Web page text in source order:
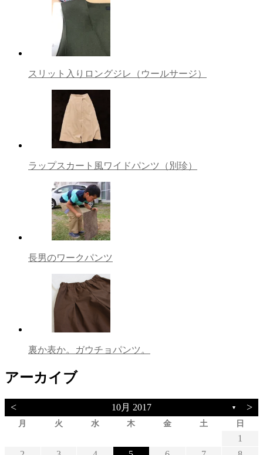
スリット入りロングジレ（ウールサージ）
ラップスカート風ワイドパンツ（別珍）
長男のワークパンツ
裏か表か。ガウチョパンツ。
アーカイブ
< 10月 2017 ▼ >
月 火 水 木 金 土 日
1